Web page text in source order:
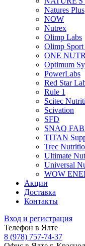
Natures Plus
NOW
Nutrex
Olimp Labs
Olimp
ONE
Optimum
PowerLabs
Red Star
Rule 1
Scitec
Scivation
SFD
SNAQ
TITAN
Trec
Ultimate
Universal
WOW
Акции
Доставка
Контакты
Вход и регистрация
Телефон в Ялте
8 (978) 757-74-37